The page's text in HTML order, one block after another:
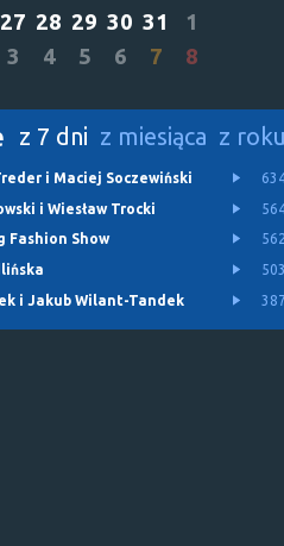
27 28 29 30 31
1
3 4 5 6 7 8
z 7 dni z miesiąca z
i Maciej Soczewiński
i Wiesław Trocki
Fashion Show
i Jakub Wilant-Tandek